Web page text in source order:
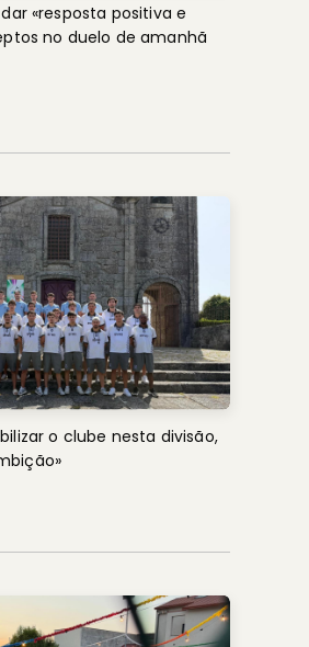
«resposta positiva e
no duelo de amanhã
o clube nesta divisão,